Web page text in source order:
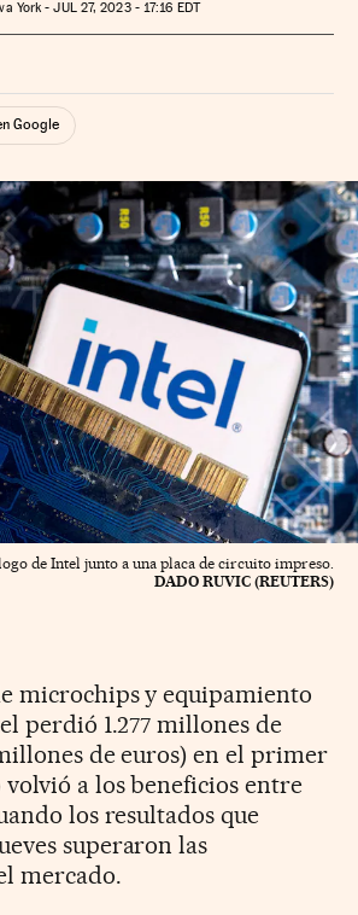
York -JUL 27, 2023 - 17:16 EDT
en TwitterRedes Sociales
Google
de Intel junto a una placa de circuito impreso.
DADO RUVIC (REUTERS)
microchips y equipamiento
perdió 1.277 millones de
de euros) en el primer
a los beneficios entre
los resultados que
superaron las
mercado.